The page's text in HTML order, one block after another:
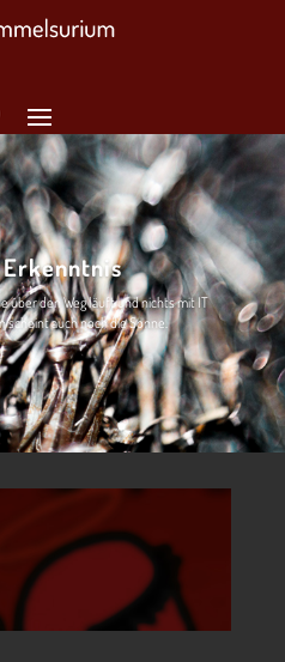
über den Weg läuft und nichts mit IT
scheint auch noch die Sonne.